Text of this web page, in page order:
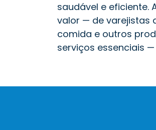
saudável e eficiente.
valor — de varejistas
comida e outros
serviços essenciais